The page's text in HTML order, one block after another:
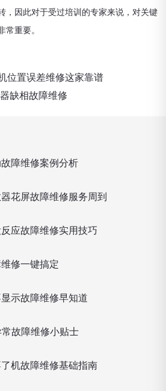
，因此对于受过培训的专家来说，对关键
重要。
位置误差维修这家靠谱
缺相故障维修
障维修案例分析
花屏故障维修服务周到
应故障维修实用技巧
修一键搞定
示故障维修早知道
故障维修小贴士
机故障维修基础指南